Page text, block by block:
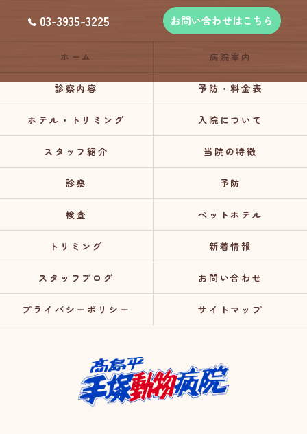
03-3935-3225 お問い合わせはこちら
ホーム 病院案内
診察内容 予防・料金表
ホテル・トリミング 入院について
スタッフ紹介 当院の特徴
診察 予防
検査 ペットホテル
トリミング 新着情報
スタッフブログ お問い合わせ
プライバシーポリシー サイトマップ